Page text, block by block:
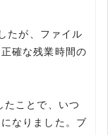
たが、ファイル
確な残業時間の
たことで、いつ
なりました。ブ